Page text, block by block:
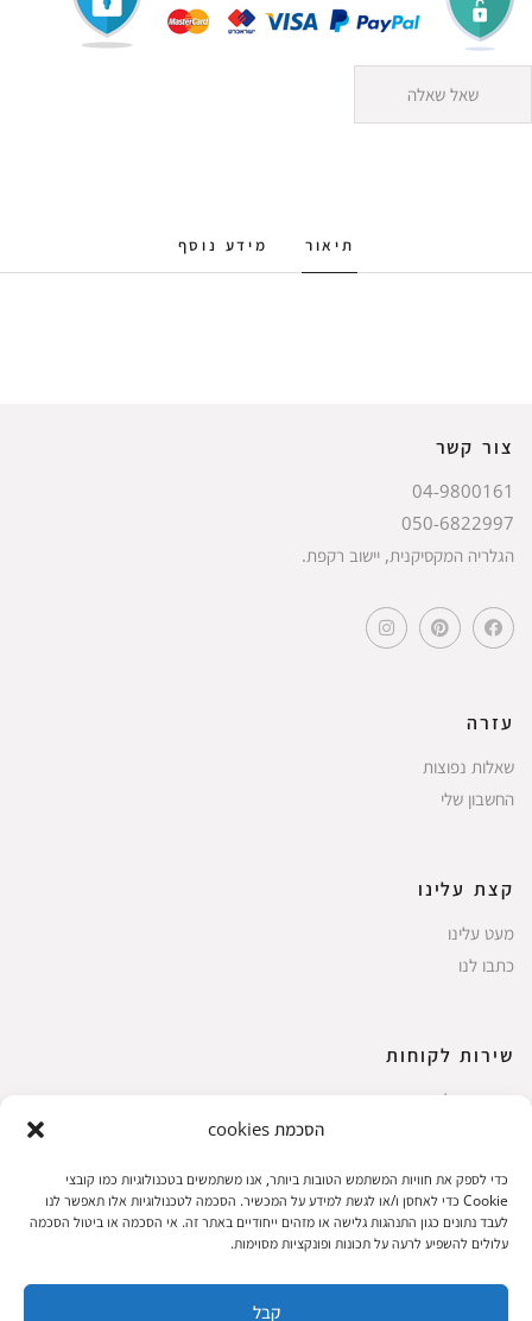
הסכמת cookies
כדי לספק את חוויות המשתמש הטובות ביותר, אנו משתמשים בטכנולוגיות כמו קובצי
Cookie כדי לאחסן ו/או לגשת למידע על המכשיר. הסכמה לטכנולוגיות אלו תאפשר לנו
לעבד נתונים כגון התנהגות גלישה או מזהים ייחודיים באתר זה. אי הסכמה או ביטול הסכמה
עלולים להשפיע לרעה על תכונות ופונקציות מסוימות.
קבל
שאל שאלה
תיאור מידע נוסף
צור קשר
04-9800161
050-6822997
הגלריה המקסיקנית, יישוב רקפת.
עזרה
שאלות נפוצות
החשבון שלי
קצת עלינו
מעט עלינו
כתבו לנו
שירות לקוחות
החשבון שלי
עגלת קניות
תקנון אתר